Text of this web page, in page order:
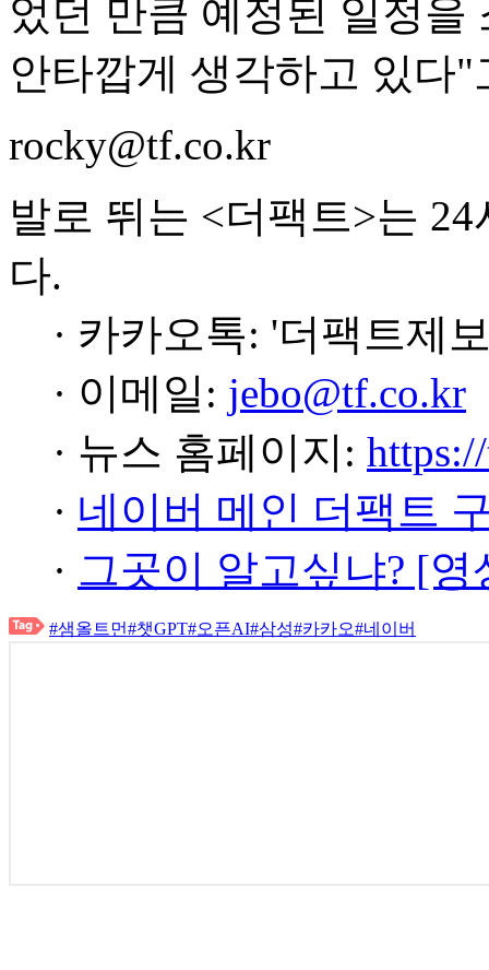
었던 만큼 예정된 일정을
안타깝게 생각하고 있다"
rocky@tf.co.kr
발로 뛰는 <더팩트>는
다.
· 카카오톡: '더팩트제
· 이메일: jebo@tf.co.kr
· 뉴스 홈페이지:
· 네이버 메인 더팩트
· 그곳이 알고싶냐? [
#샘올트먼#챗GPT#오픈AI#삼성#카카오#네이버